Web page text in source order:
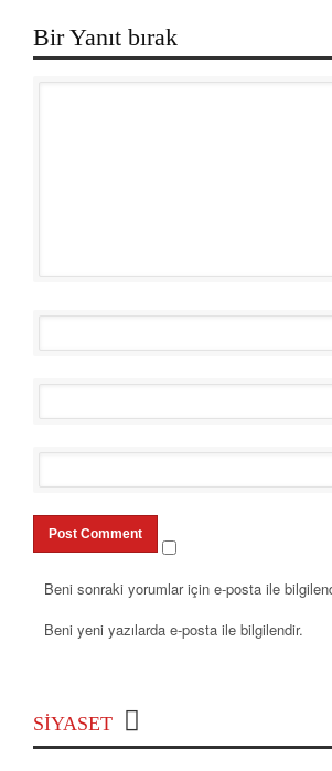
Bir Yanıt bırak
Beni sonraki yorumlar için e-posta ile
Beni yeni yazılarda e-posta ile bilgilendir.
SIYASET